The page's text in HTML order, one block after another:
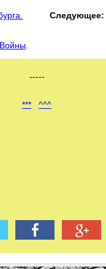
Следующее:
-----
*** ^^^